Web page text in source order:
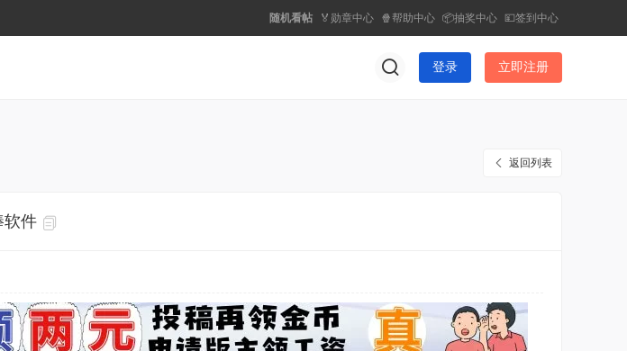
随机看帖 🏅勋章中心 🍿帮助中心 📦抽奖中心 💴签到中心
登录 立即注册
返回列表
软件